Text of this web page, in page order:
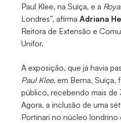
Paul Klee, na Suíça, e a
Londres”, afirma Adriana
Reitora de Extensão e
Unifor.
A exposição, que já havia
Paul Klee, em Berna, Suíça,
público, recebendo mais de
Agora, a inclusão de uma
Portinari no núcleo